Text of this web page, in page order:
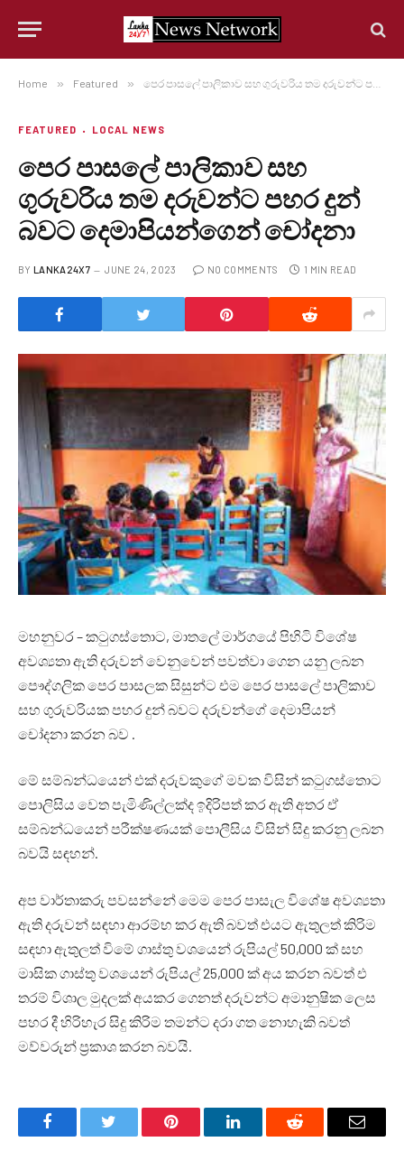
Home » Featured » පෙර පාසලේ පාලිකාව සහ ගුරුවරිය තම දරුවන්ට පහර දුන් බවට දෙමාපියන්ගෙන් චෝදනා
FEATURED LOCAL NEWS
පෙර පාසලේ පාලිකාව සහ
ගුරුවරිය තම දරුවන්ට පහර දුන්
බවට දෙමාපියන්ගෙන් චෝදනා
BY LANKA24X7 JUNE 24, 2023 NO COMMENTS 1 MIN READ
මහනුවර – කටුගස්තොට, මාතලේ මාර්ගයේ පිහිටි විශේෂ
අවශ්‍යතා ඇති දරුවන් වෙනුවෙන් පවත්වා ගෙන යනු ලබන
පෞද්ගලික පෙර පාසලක සිසුන්ට එම පෙර පාසලේ පාලිකාව
සහ ගුරුවරියක පහර දුන් බවට දරුවන්ගේ දෙමාපියන්
චෝදනා කරන බව .
මේ සම්බන්ධයෙන් එක් දරුවකුගේ මවක විසින් කටුගස්තොට
පොලිසිය වෙත පැමිණිල්ලක්ද ඉදිරිපත් කර ඇති අතර ඒ
සම්බන්ධයෙන් පරීක්ෂණයක් පොලීසිය විසින් සිදු කරනු ලබන
බවයි සඳහන්.
අප වාර්තාකරු පවසන්නේ මෙම පෙර පාසැල විශේෂ අවශ්‍යතා
ඇති දරුවන් සඳහා ආරම්භ කර ඇති බවත් එයට ඇතුලත් කිරිම
සඳහා ඇතුලත් විමේ ගාස්තු වශයෙන් රුපියල් 50,000 ක් සහ
මාසික ගාස්තු වශයෙන් රුපියල් 25,000 ක් අය කරන බවත් එ
තරම් විශාල මුදලක් අයකර ගෙනත් දරුවන්ට අමානුෂික ලෙස
පහර දී හිරිහැර සිදු කිරිම තමන්ට දරා ගත නොහැකි බවත්
මව්වරුන් ප්‍රකාශ කරන බවයි.
FacebookTwitter Pinterest LinkedInReddit Email